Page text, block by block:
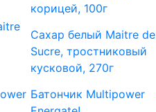
корицей, 100г
Сахар белый Maitre de
Sucre, тростниковый
кусковой, 270г
Батончик Multipower